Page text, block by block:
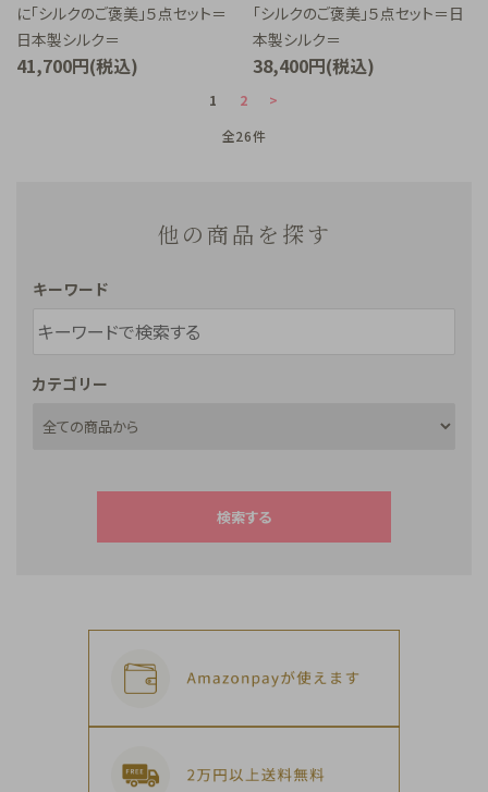
に「シルクのご褒美」５点セット＝
日本製シルク＝
41,700円(税込)
「シルクのご褒美」５点セット＝日
本製シルク＝
38,400円(税込)
1 2
>
全26件
他の商品を探す
キーワード
カテゴリー
検索する
キーワード
カテゴリー